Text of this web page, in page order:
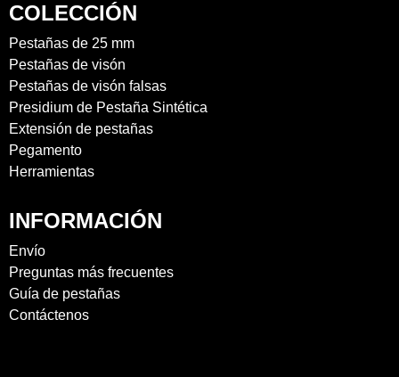
COLECCIÓN
Pestañas de 25 mm
Pestañas de visón
Pestañas de visón falsas
Presidium de Pestaña Sintética
Extensión de pestañas
Pegamento
Herramientas
INFORMACIÓN
Envío
Preguntas más frecuentes
Guía de pestañas
Contáctenos